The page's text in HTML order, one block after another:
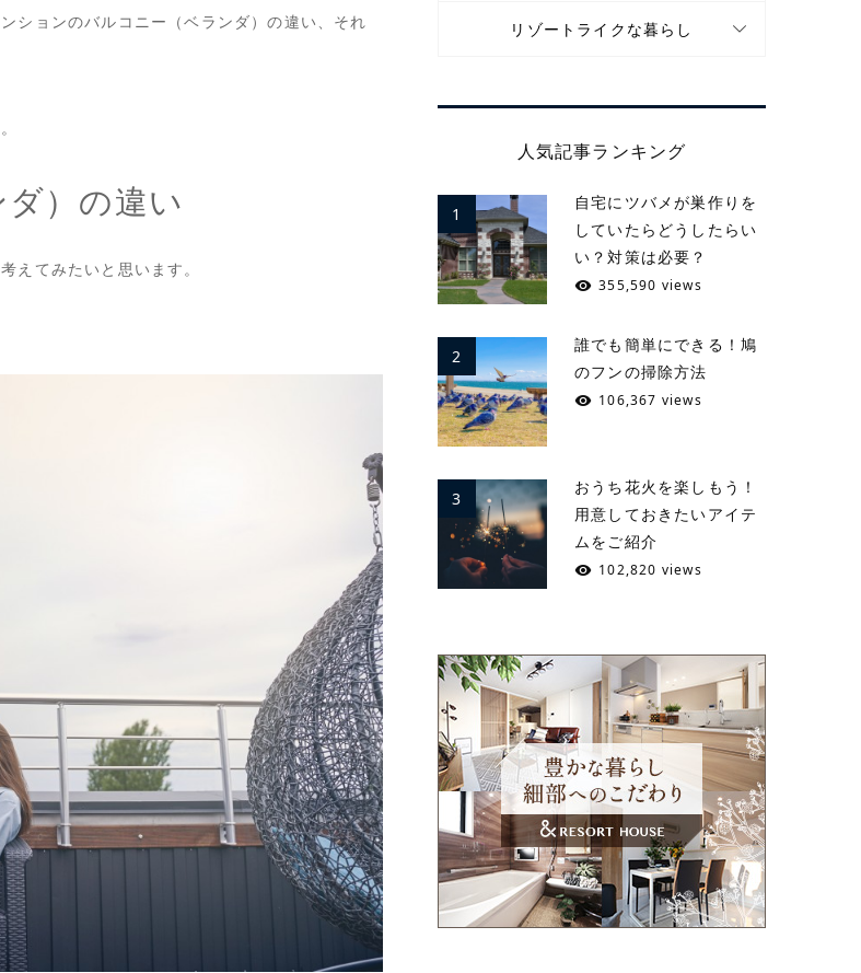
ションのバルコニー（ベランダ）の違い、それ
）の違い
えてみたいと思います。
リゾートライクな暮らし
人気記事ランキング
1
自宅にツバメが巣作りを
していたらどうしたらい
い？対策は必要？
355,590 views
2
誰でも簡単にできる！鳩
のフンの掃除方法
106,367 views
3
おうち花火を楽しもう！
用意しておきたいアイテ
ムをご紹介
102,820 views